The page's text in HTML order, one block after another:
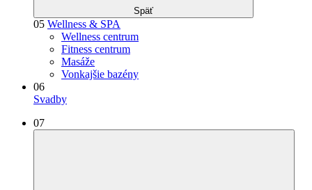
Späť
05 Wellness & SPA
Wellness centrum
Fitness centrum
Masáže
Vonkajšie bazény
06
Svadby
07